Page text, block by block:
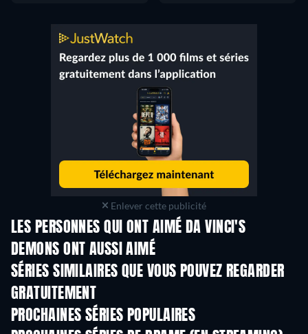
Enlever cette publicité
LES PERSONNES QUI ONT AIMÉ DA VINCI'S
DEMONS ONT AUSSI AIMÉ
Série
SÉRIES SIMILAIRES QUE VOUS POUVEZ REGARDER
GRATUITEMENTSérie
PROCHAINES SÉRIES POPULAIRES
Série Série